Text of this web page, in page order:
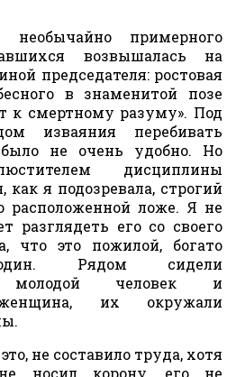
примерного
возвышалась на
председателя: ростовая
в знаменитой позе
к смертному разуму». Под
изваяния перебивать
не очень удобно. Но
дисциплины
как я подозревала, строгий
расположенной ложе. Я не
разглядеть его со своего
что это пожилой, богато
Рядом сидели
молодой человек и
женщина, их окружали
не составило труда, хотя
носил корону, его не